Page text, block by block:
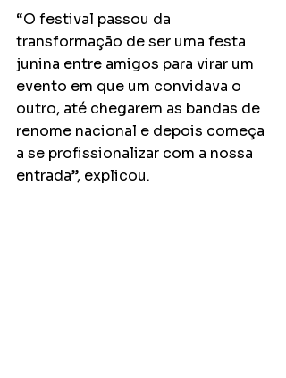
“O festival passou da
transformação de ser uma festa
junina entre amigos para virar um
evento em que um convidava o
outro, até chegarem as bandas de
renome nacional e depois começa
a se profissionalizar com a nossa
entrada”, explicou.